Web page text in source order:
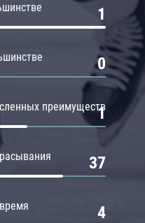
1
0
преимуществ
1
37
4